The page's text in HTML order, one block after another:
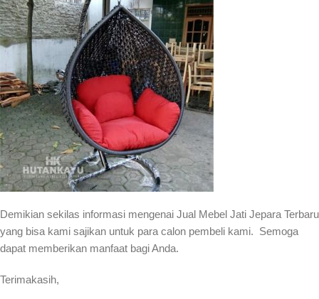
Demikian sekilas informasi mengenai Jual Mebel Jati Jepara Terbaru
yang bisa kami sajikan untuk para calon pembeli kami. Semoga
dapat memberikan manfaat bagi Anda.
Terimakasih,